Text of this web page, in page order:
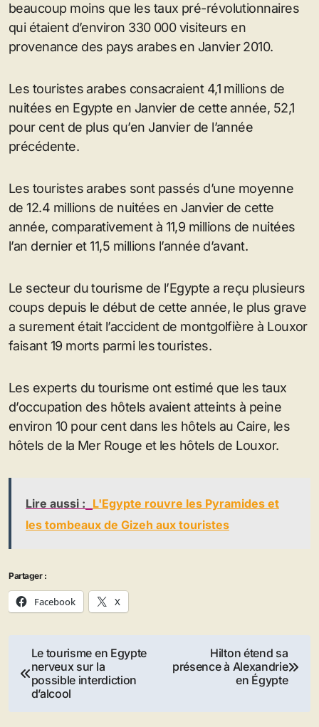
beaucoup moins que les taux pré-révolutionnaires
qui étaient d’environ 330 000 visiteurs en
provenance des pays arabes en Janvier 2010.
Les touristes arabes consacraient 4,1 millions de
nuitées en Egypte en Janvier de cette année, 52,1
pour cent de plus qu’en Janvier de l’année
précédente.
Les touristes arabes sont passés d’une moyenne
de 12.4 millions de nuitées en Janvier de cette
année, comparativement à 11,9 millions de nuitées
l’an dernier et 11,5 millions l’année d’avant.
Le secteur du tourisme de l’Egypte a reçu plusieurs
coups depuis le début de cette année, le plus grave
a surement était l’accident de montgolfière à Louxor
faisant 19 morts parmi les touristes.
Les experts du tourisme ont estimé que les taux
d’occupation des hôtels avaient atteints à peine
environ 10 pour cent dans les hôtels au Caire, les
hôtels de la Mer Rouge et les hôtels de Louxor.
Lire aussi : L'Egypte rouvre les Pyramides et
les tombeaux de Gizeh aux touristes
Partager :
Facebook X
Navigation
de
Le tourisme en Egypte
nerveux sur la
possible interdiction
d’alcool
Hilton étend sa
présence à Alexandrie
en Égypte